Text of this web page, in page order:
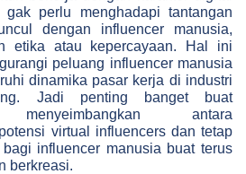
gak perlu menghadapi tantangan
dengan influencer manusia,
etika atau kepercayaan. Hal ini
peluang influencer manusia
dinamika pasar kerja di industri
Jadi penting banget buat
menyeimbangkan antara
virtual influencers dan tetap
influencer manusia buat terus
berkreasi.